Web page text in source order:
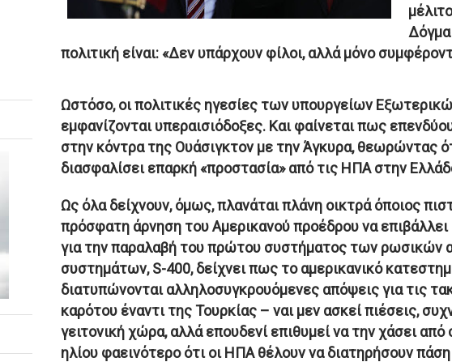
πολιτική είναι: «Δεν υπάρχουν φίλοι, αλλά μόνο
Ωστόσο, οι πολιτικές ηγεσίες των υπουργείων
εμφανίζονται υπεραισιόδοξες. Και φαίνεται πως
στην κόντρα της Ουάσιγκτον με την Άγκυρα, θεωρώντας
διασφαλίσει επαρκή «προστασία» από τις ΗΠΑ στην
Ως όλα δείχνουν, όμως, πλανάται πλάνη οικτρά όποιος
πρόσφατη άρνηση του Αμερικανού προέδρου να
για την παραλαβή του πρώτου συστήματος των ρωσικών
συστημάτων, S-400, δείχνει πως το αμερικανικό
διατυπώνονται αλληλοσυγκρουόμενες απόψεις για τις
καρότου έναντι της Τουρκίας – ναι μεν ασκεί πιέσεις,
γειτονική χώρα, αλλά επουδενί επιθυμεί να την χάσει από
ηλίου φαεινότερο ότι οι ΗΠΑ θέλουν να διατηρήσουν